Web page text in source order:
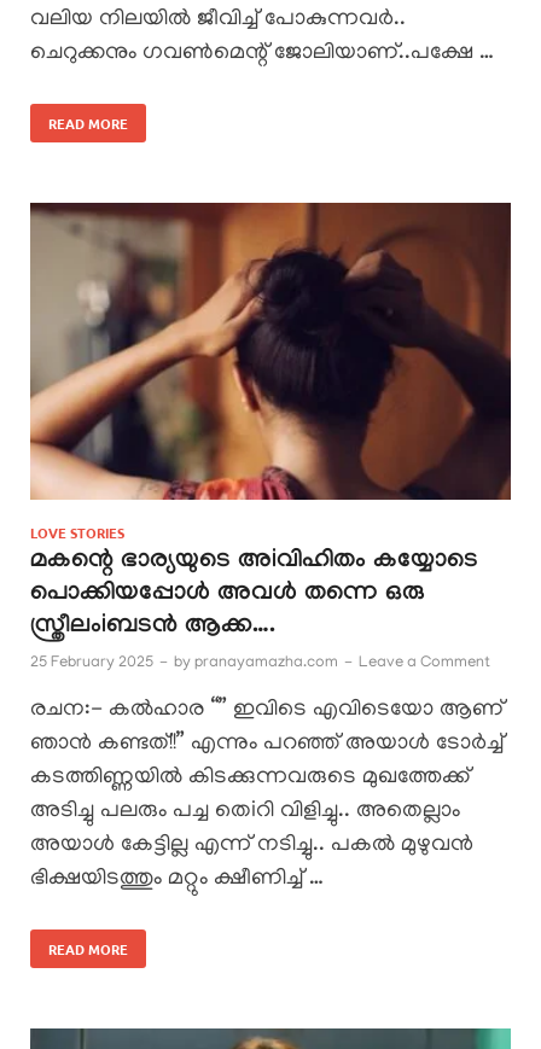
വലിയ നിലയിൽ ജീവിച്ച് പോകുന്നവർ..
ചെറുക്കനും ഗവൺമെന്റ് ജോലിയാണ്..പക്ഷേ …
READ MORE
LOVE STORIES
മകന്റെ ഭാര്യയുടെ അiവിഹിതം കയ്യോടെ
പൊക്കിയപ്പോൾ അവൾ തന്നെ ഒരു
സ്ത്രീലംiബടൻ ആക്ക….
25 February 2025 - by pranayamazha.com - Leave a Comment
രചന:- കൽഹാര “” ഇവിടെ എവിടെയോ ആണ്
ഞാൻ കണ്ടത്!!” എന്നും പറഞ്ഞ് അയാൾ ടോർച്ച്
കടത്തിണ്ണയിൽ കിടക്കുന്നവരുടെ മുഖത്തേക്ക്
അടിച്ചു പലരും പച്ച തെiറി വിളിച്ചു.. അതെല്ലാം
അയാൾ കേട്ടില്ല എന്ന് നടിച്ചു.. പകൽ മുഴുവൻ
ഭിക്ഷയിടത്തും മറ്റും ക്ഷീണിച്ച് …
READ MORE